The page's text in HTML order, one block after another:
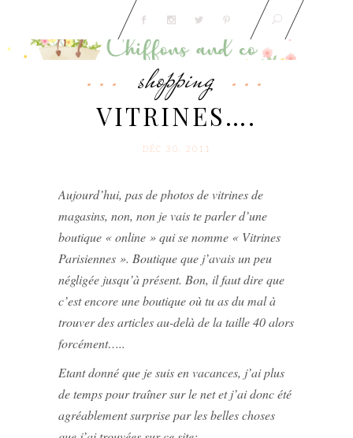
shopping
VITRINES….
DÉC 30. 2011
Aujourd’hui, pas de photos de vitrines de
magasins, non, non je vais te parler d’une
boutique « online » qui se nomme « Vitrines
Parisiennes ». Boutique que j’avais un peu
négligée jusqu’à présent. Bon, il faut dire que
c’est encore une boutique où tu as du mal à
trouver des articles au-delà de la taille 40 alors
forcément…..
Etant donné que je suis en vacances, j’ai plus
de temps pour traîner sur le net et j’ai donc été
agréablement surprise par les belles choses